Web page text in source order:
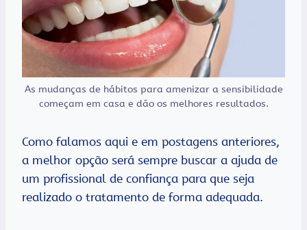
As mudanças de hábitos para amenizar a sensibilidade
começam em casa e dão os melhores resultados.
Como falamos aqui e em postagens anteriores,
a melhor opção será sempre buscar a ajuda de
um profissional de confiança para que seja
realizado o tratamento de forma adequada.